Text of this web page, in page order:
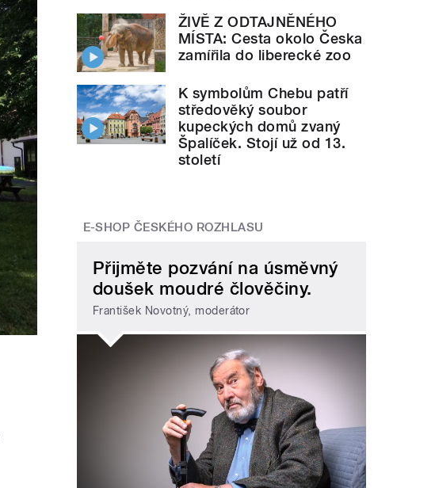
ŽIVĚ Z ODTAJNĚNÉHO
MÍSTA: Cesta okolo Česka
zamířila do liberecké zoo
K symbolům Chebu patří
středověký soubor
kupeckých domů zvaný
Špalíček. Stojí už od 13.
století
E-SHOP ČESKÉHO ROZHLASU
Přijměte pozvání na úsměvný
doušek moudré člověčiny.
František Novotný, moderátor